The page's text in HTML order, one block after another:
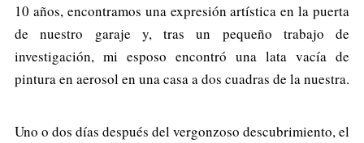
10 años, encontramos una expresión artística en la puerta
de nuestro garaje y, tras un pequeño trabajo de
investigación, mi esposo encontró una lata vacía de
pintura en aerosol en una casa a dos cuadras de la nuestra.
Uno o dos días después del vergonzoso descubrimiento, el